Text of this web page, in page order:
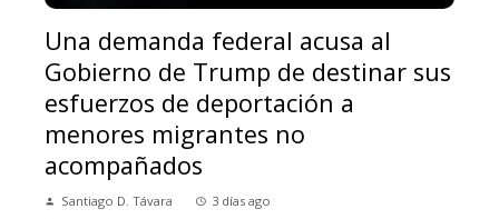
Una demanda federal acusa al
Gobierno de Trump de destinar sus
esfuerzos de deportación a
menores migrantes no
acompañados
Santiago D. Távara 3 días ago